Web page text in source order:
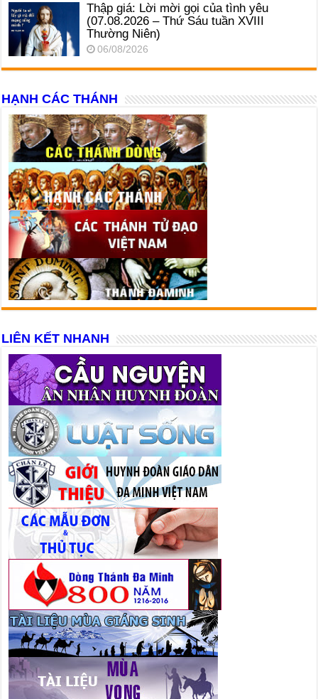
Thập giá: Lời mời gọi của tình yêu
(07.08.2026 – Thứ Sáu tuần XVIII
Thường Niên)
06/08/2026
HẠNH CÁC THÁNH
LIÊN KẾT NHANH